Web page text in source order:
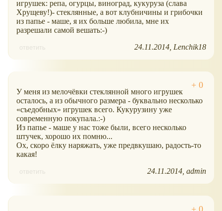
игрушек: репа, огурцы, виноград, кукуруза (слава
Хрущеву!)- стеклянные, а вот клубничины и грибочки
из папье - маше, я их больше любила, мне их
разрешали самой вешать:-)
ответить 24.11.2014 Lenchik18
У меня из мелочёвки стеклянной много игрушек
осталось, а из обычного размера - буквально несколько
съедобных
игрушек всего. Кукурузину уже
современную покупала.:-)
Из папье - маше у нас тоже были, всего несколько
штучек, хорошо их помню...
Ох, скоро ёлку наряжать, уже предвкушаю, радость-то
какая!
ответить 24.11.2014 admin